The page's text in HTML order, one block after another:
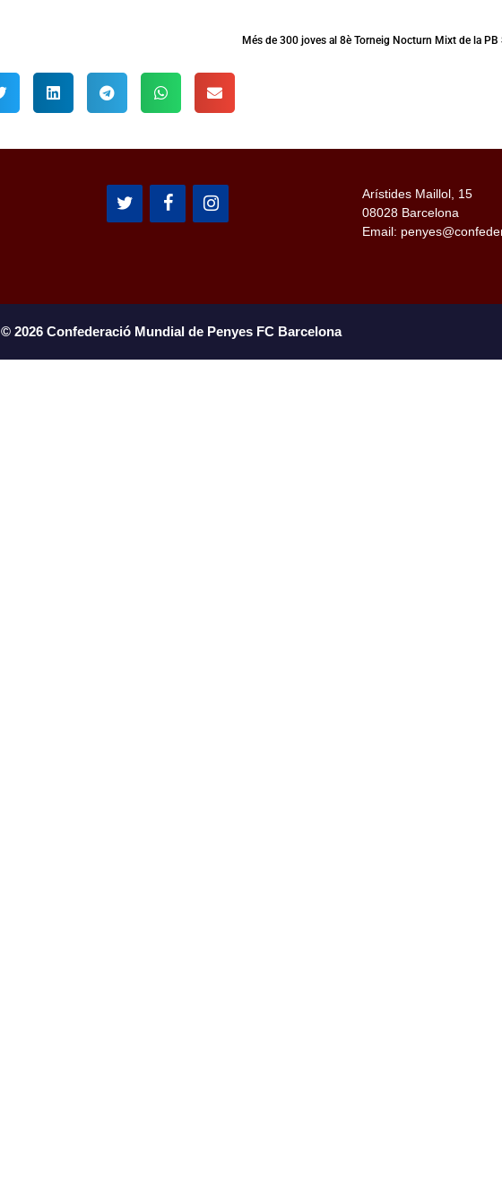
Més de 300 joves al 8è Torneig Nocturn Mixt de la PB
Arístides Maillol, 15
08028 Barcelona
Email:
© 2026 Confederació Mundial de Penyes FC Barcelona